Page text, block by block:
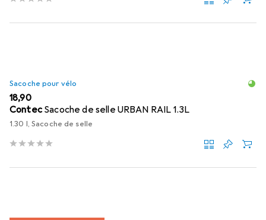
Sacoche pour vélo
EUR
18,90
Contec Sacoche de selle URBAN RAIL 1.3L
1.30 l, Sacoche de selle